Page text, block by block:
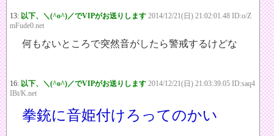
13: 以下、＼(^o^)／でVIPがお送りします 2014/12/21(日) 21:02:01.48 ID:o/Z
mFude0.net
何もないところで突然音がしたら警戒するけどな
16: 以下、＼(^o^)／でVIPがお送りします 2014/12/21(日) 21:03:39.05 ID:saq4
IBt/K.net
拳銃に音姫付けろってのかい